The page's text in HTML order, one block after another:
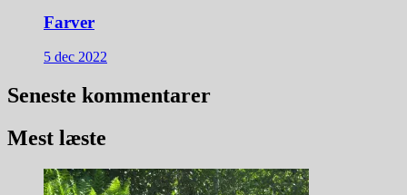
Farver
5 dec 2022
Seneste kommentarer
Mest læste